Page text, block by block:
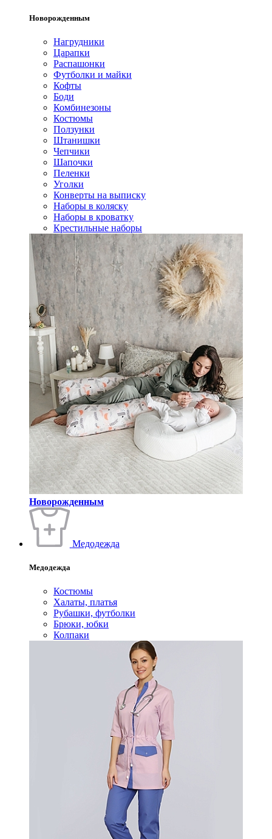
Новорожденным
Нагрудники
Царапки
Распашонки
Футболки и майки
Кофты
Боди
Комбинезоны
Костюмы
Ползунки
Штанишки
Чепчики
Шапочки
Пеленки
Уголки
Конверты на выписку
Наборы в коляску
Наборы в кроватку
Крестильные наборы
Новорожденным
Медодежда
Медодежда
Костюмы
Халаты, платья
Рубашки, футболки
Брюки, юбки
Колпаки